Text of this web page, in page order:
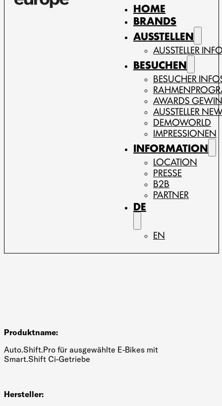
HOME
BRANDS
AUSSTELLEN
AUSSTELLER
BESUCHEN
BESUCHER
AWARDS
AUSSTELLER
DEMOWORLD
IMPRESSIONEN
INFORMATION
LOCATION
PRESSE
B2B
PARTNER
DE
EN
Produktname:
Auto.Shift.Pro für ausgewählte E-Bikes mit
Smart.Shift Ci-Getriebe
Hersteller: